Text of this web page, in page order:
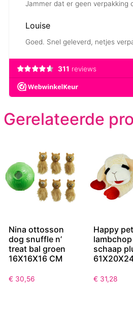
Gerelateerde
Nina ottosson
dog snuffle n’
treat bal groen
16X16X16 CM
€ 30,56
Happy pet
lambchop
schaap
€ 31,28